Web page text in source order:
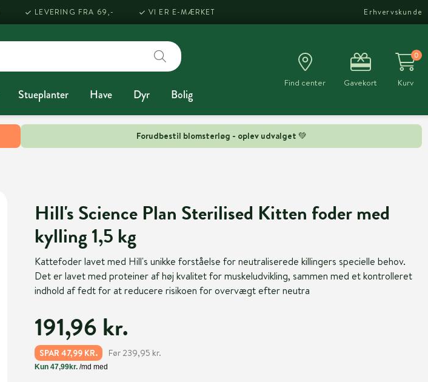
Forudbestil blomsterløg - oplev udvalget 💚
LEVERING FRA 69,- VI ER E-MÆRKET Erhvervskunde
Stueplanter Have Dyr Bolig
Find center Gavekort
0
Kurv
Hill's Science Plan Sterilised Kitten foder med
kylling 1,5 kg
Kattefoder lavet med Hill's unikke forståelse for neutraliserede killingers specielle behov.
Det er lavet med proteiner af høj kvalitet for muskeludvikling, sammen med et kontrolleret
indhold af fedt for at reducere risikoen for overvægt efter neutra
191,96 kr.
SPAR 47,99 KR. Før 239,95 kr.